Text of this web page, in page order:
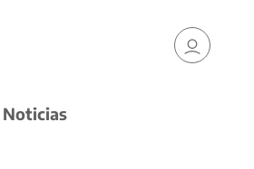
Noticias